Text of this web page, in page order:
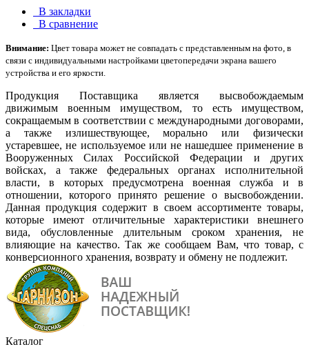
В закладки
В сравнение
Внимание: Цвет товара может не совпадать с представленным на фото, в
связи с индивидуальными настройками цветопередачи экрана вашего
устройства и его яркости.
Продукция Поставщика является высвобождаемым
движимым военным имуществом, то есть имуществом,
сокращаемым в соответствии с международными договорами,
а также излишествующее, морально или физически
устаревшее, не используемое или не нашедшее применение в
Вооруженных Силах Российской Федерации и других
войсках, а также федеральных органах исполнительной
власти, в которых предусмотрена военная служба и в
отношении, которого принято решение о высвобождении.
Данная продукция содержит в своем ассортименте товары,
которые имеют отличительные характеристики внешнего
вида, обусловленные длительным сроком хранения, не
влияющие на качество. Так же сообщаем Вам, что товар, с
конверсионного хранения, возврату и обмену не подлежит.
Каталог